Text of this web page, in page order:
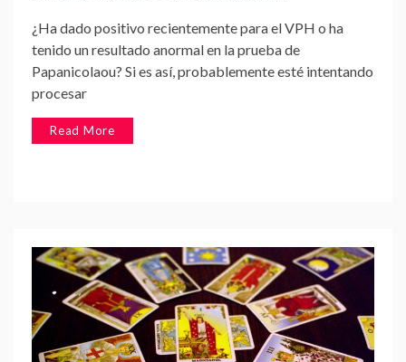
¿Ha dado positivo recientemente para el VPH o ha
tenido un resultado anormal en la prueba de
Papanicolaou? Si es así, probablemente esté intentando
procesar
Read More